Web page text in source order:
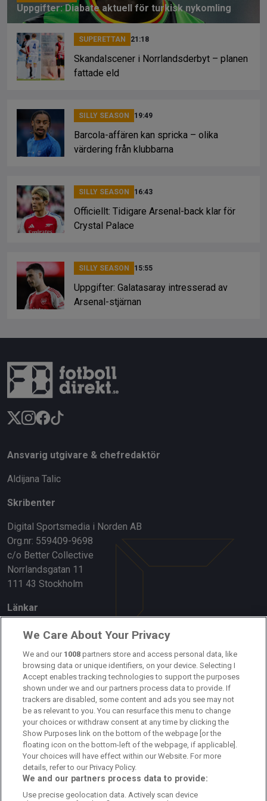
Uppgifter: Diabate aktuell för turkisk nykomling
SUPERETTAN 21:18
Skandalscener i Norrlandsderbyt – planen
fattade eld
SILLY SEASON 19:49
Barcola-affären kan spricka – olika
värdering från klubbarna
SILLY SEASON 16:43
Officiellt: Tidigare Arsenal-back klar för
Crystal Palace
SILLY SEASON 15:55
Uppgifter: Galatasaray intresserad av
Arsenal-stjärnan
Ansvarig utgivare & chefredaktör
Aldijana Talic
Skribenter
Digital Sportsmedia i Norden AB
Org.nr: 559409-9698
c/o Better Collective
Norrlandsgatan 11
111 43 Stockholm
Länkar
Om oss
Kontakta oss
Kundtjänst
Sponsor: Rekatochklart
Annonsera på Fotbolldirekt
Redaktionell policy
Personuppgiftspolicy
Cookiepolicy
We Care About Your Privacy
We and our 1008 partners store and access personal data, like
browsing data or unique identifiers, on your device. Selecting I
Accept enables tracking technologies to support the purposes
shown under we and our partners process data to provide. If
trackers are disabled, some content and ads you see may not
be as relevant to you. You can resurface this menu to change
your choices or withdraw consent at any time by clicking the
Show Purposes link on the bottom of the webpage [or the
floating icon on the bottom-left of the webpage, if applicable].
Your choices will have effect within our Website. For more
details, refer to our Privacy Policy.
We and our partners process data to provide:
Use precise geolocation data. Actively scan device